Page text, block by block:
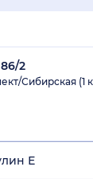
2
Сибирская (1
Е